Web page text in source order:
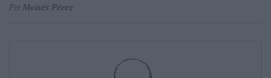
PerMoisés Pérez